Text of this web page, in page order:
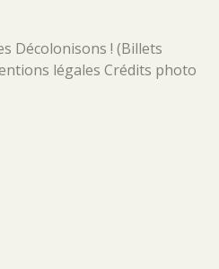
Décolonisons ! (Billets
légales Crédits photo